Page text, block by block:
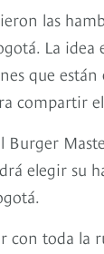
las
La
que
compartir
Burger
elegir su
con toda la